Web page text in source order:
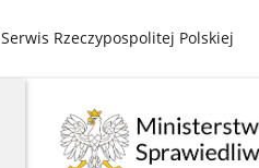
gov.pl
Serwis Rzeczypospolitej Polskiej